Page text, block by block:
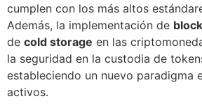
cumplen con los más altos
Además, la implementación de
de cold storage en las
la seguridad en la custodia de
estableciendo un nuevo paradigma
activos.